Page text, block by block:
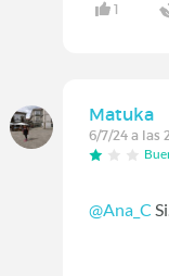
1
Matuka
6/7/24 a las
@Ana_C Si.